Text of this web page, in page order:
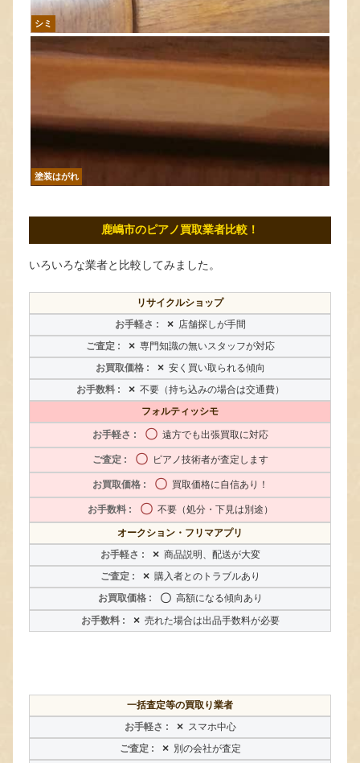
シミ
塗装はがれ
鹿嶋市のピアノ買取業者比較！
いろいろな業者と比較してみました。
リサイクルショップ
× 店舗探しが手間
× 専門知識の無いスタッフが対応
× 安く買い取られる傾向
× 不要（持ち込みの場合は交通費）
フォルティッシモ
〇 遠方でも出張買取に対応
〇 ピアノ技術者が査定します
〇 買取価格に自信あり！
〇 不要（処分・下見は別途）
オークション・フリマアプリ
× 商品説明、配送が大変
× 購入者とのトラブルあり
〇 高額になる傾向あり
× 売れた場合は出品手数料が必要
一括査定等の買取り業者
× スマホ中心
× 別の会社が査定